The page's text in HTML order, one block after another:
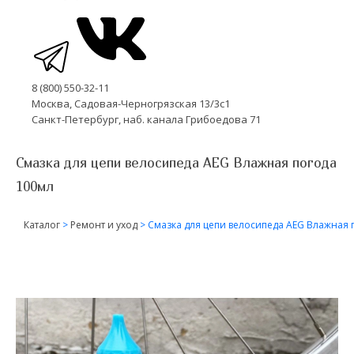
8 (800) 550-32-11
Москва, Садовая-Черногрязская 13/3с1
Санкт-Петербург, наб. канала Грибоедова 71
Смазка для цепи велосипеда AEG Влажная погода
100мл
Каталог > Ремонт и уход > Смазка для цепи велосипеда AEG Влажная